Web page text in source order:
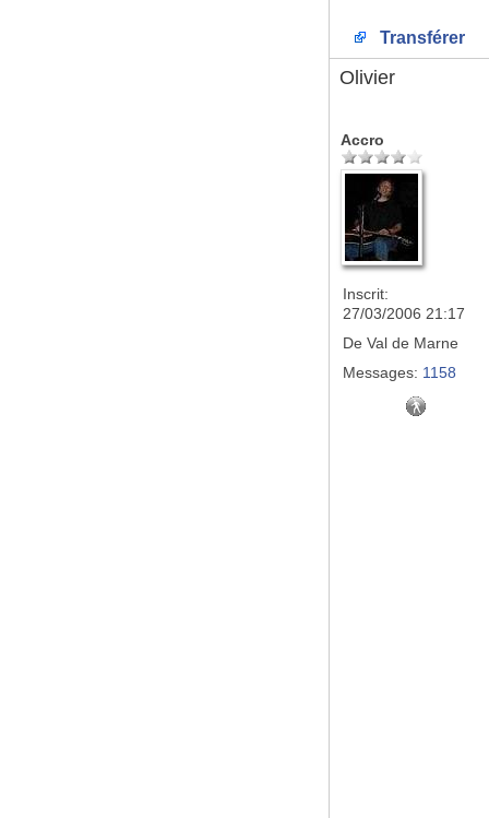
Transférer
Olivier
Accro
Inscrit:
27/03/2006 21:17
De Val de Marne
Messages: 1158